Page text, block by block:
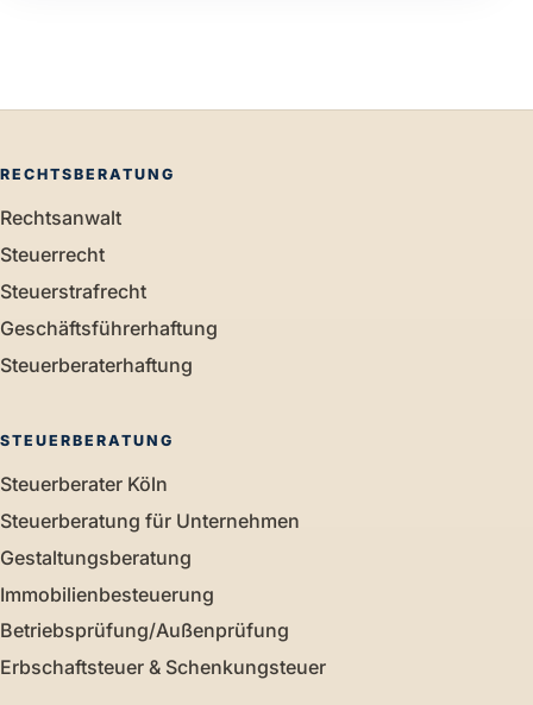
RECHTSBERATUNG
Rechtsanwalt
Steuerrecht
Steuerstrafrecht
Geschäftsführerhaftung
Steuerberaterhaftung
STEUERBERATUNG
Steuerberater Köln
Steuerberatung für Unternehmen
Gestaltungsberatung
Immobilienbesteuerung
Betriebsprüfung/Außenprüfung
Erbschaftsteuer & Schenkungsteuer